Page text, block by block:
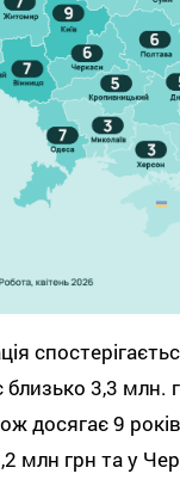
3,3 млн.
досягає 9
млн грн та у